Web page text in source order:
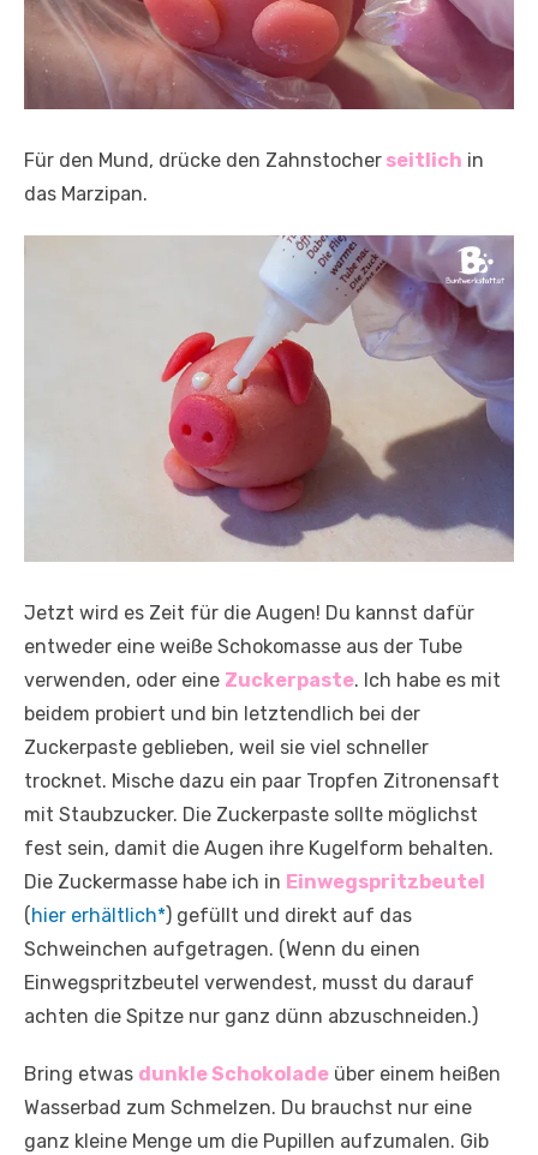
Für den Mund, drücke den Zahnstocher seitlich in
das Marzipan.
Jetzt wird es Zeit für die Augen! Du kannst dafür
entweder eine weiße Schokomasse aus der Tube
verwenden, oder eine Zuckerpaste. Ich habe es mit
beidem probiert und bin letztendlich bei der
Zuckerpaste geblieben, weil sie viel schneller
trocknet. Mische dazu ein paar Tropfen Zitronensaft
mit Staubzucker. Die Zuckerpaste sollte möglichst
fest sein, damit die Augen ihre Kugelform behalten.
Die Zuckermasse habe ich in Einwegspritzbeutel
( hier erhältlich*) gefüllt und direkt auf das
Schweinchen aufgetragen. (Wenn du einen
Einwegspritzbeutel verwendest, musst du darauf
achten die Spitze nur ganz dünn abzuschneiden.)
Bring etwas dunkle Schokolade über einem heißen
Wasserbad zum Schmelzen. Du brauchst nur eine
ganz kleine Menge um die Pupillen aufzumalen. Gib